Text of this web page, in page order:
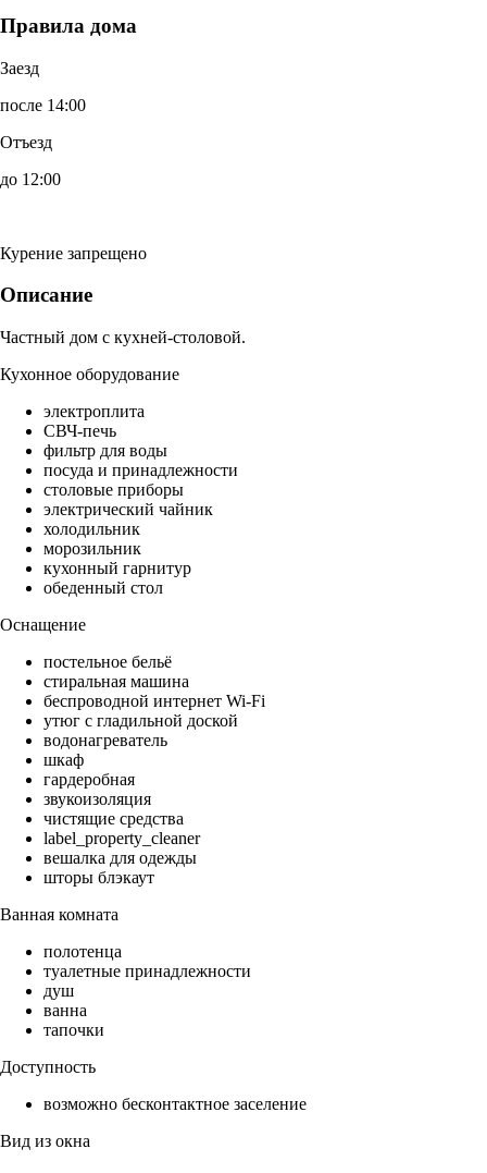
Правила дома
Заезд
после 14:00
Отъезд
до 12:00
Курение запрещено
Описание
Частный дом с кухней-столовой.
Кухонное оборудование
электроплита
СВЧ-печь
фильтр для воды
посуда и принадлежности
столовые приборы
электрический чайник
холодильник
морозильник
кухонный гарнитур
обеденный стол
Оснащение
постельное бельё
стиральная машина
беспроводной интернет Wi-Fi
утюг с гладильной доской
водонагреватель
шкаф
гардеробная
звукоизоляция
чистящие средства
label_property_cleaner
вешалка для одежды
шторы блэкаут
Ванная комната
полотенца
туалетные принадлежности
душ
ванна
тапочки
Доступность
возможно бесконтактное заселение
Вид из окна